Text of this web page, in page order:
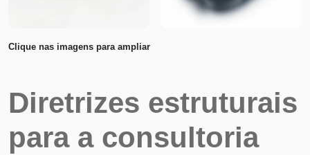
Clique nas imagens para ampliar
Diretrizes estruturais
para a consultoria